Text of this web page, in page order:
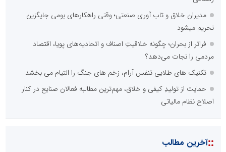
مدیران خلاق و تاب آوری صنعتی؛ وقتی راهکارهای بومی جایگزین
تحریم میشود
فراتر از بحران؛ چگونه خلاقیتِ اصناف و اتحادیه‌های پویا، اقتصاد
مردمی را نجات می‌دهد؟
تکنیک های طلایی تنفس آرام، زخم های جنگ را التیام می بخشد
حمایت از تولیدِ کیفی و خلاق، مهم‌ترین مطالبه فعالان صنایع در کنار
اصلاح نظام مالیاتی
::آخرین مطالب